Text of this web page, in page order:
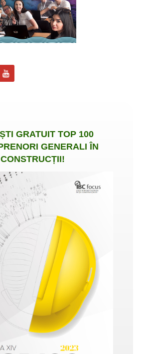
GRATUIT TOP 100
GENERALI ÎN
CONSTRUCȚII!